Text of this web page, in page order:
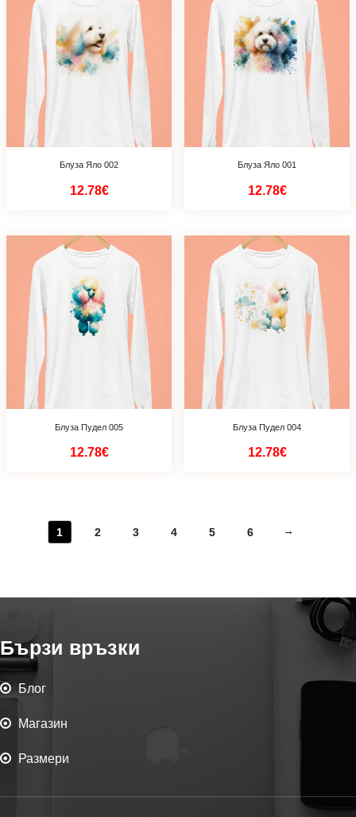
Блуза Яло 002
12.78€
Блуза Яло 001
12.78€
Блуза Пудел 005
12.78€
Блуза Пудел 004
12.78€
1 2 3 4 5 6 →
Бързи връзки
Блог
Магазин
Размери